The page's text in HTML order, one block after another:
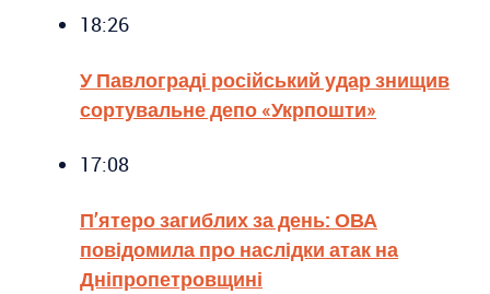
18:26
У Павлограді російський удар знищив
сортувальне депо «Укрпошти»
17:08
П’ятеро загиблих за день: ОВА
повідомила про наслідки атак на
Дніпропетровщині